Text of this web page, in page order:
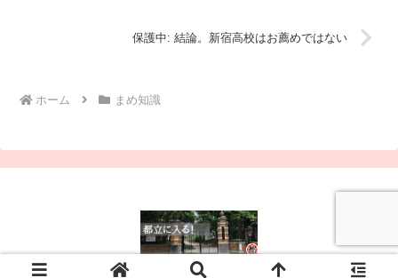
保護中: 結論。新宿高校はお薦めではない
ホーム まめ知識
© 2025 都立に入る！.